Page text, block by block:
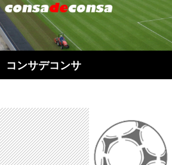
コンサデコンサ
索
ン
ツ
へ
ス
キ